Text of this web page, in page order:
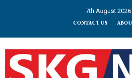
7th August 2026
CONTACT US